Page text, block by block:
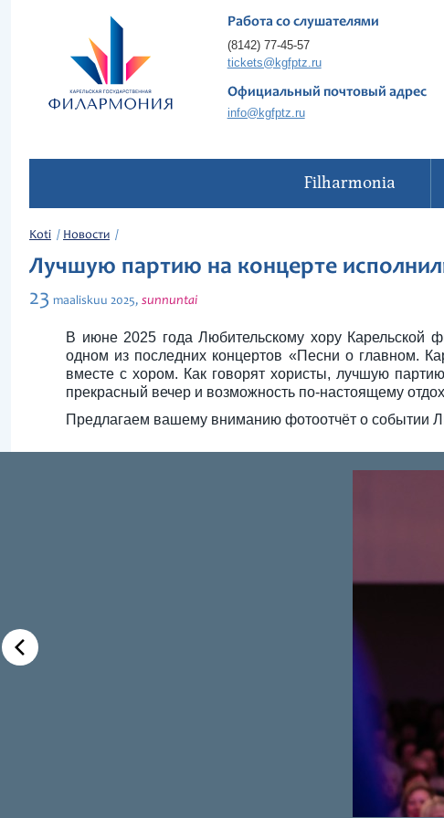
Работа со слушателями
(8142) 77-45-57
tickets@kgfptz.ru
Официальный почтовый адрес
info@kgfptz.ru
Filharmonia
Koti Новости
Лучшую партию на концерте
23 maaliskuu 2025, sunnuntai
В июне 2025 года Любительскому хору Карельской
одном из последних концертов «Песни о главном.
вместе с хором. Как говорят хористы, лучшую
прекрасный вечер и возможность по-настоящему
Предлагаем вашему вниманию фотоотчёт о событии